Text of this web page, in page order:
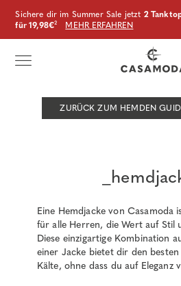
Sichere dir im Summer Sale jetzt 2
für 19,98€² MEHR ERFAHREN
ZURÜCK ZUM HEMDEN
Eine Hemdjacke von Casamoda
für alle Herren, die Wert auf Stil
Diese einzigartige Kombination
einer Jacke bietet dir den besten
Kälte, ohne dass du auf Eleganz